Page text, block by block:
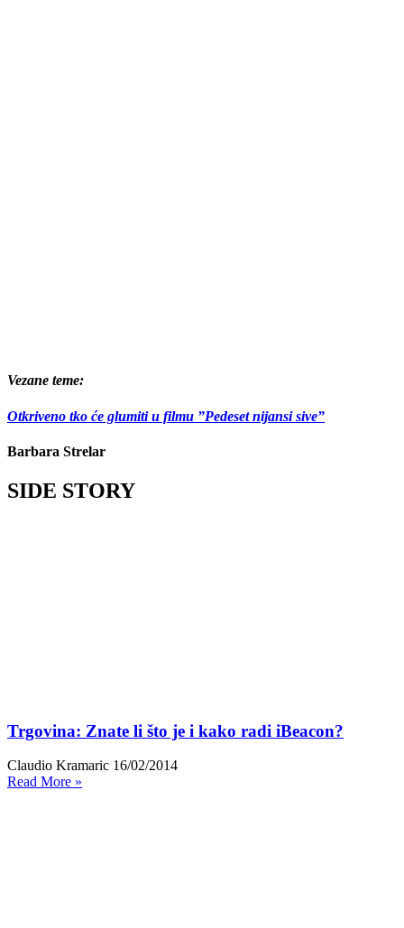
Vezane teme:
Otkriveno tko će glumiti u filmu ”Pedeset nijansi sive”
Barbara Strelar
SIDE STORY
Trgovina: Znate li što je i kako radi iBeacon?
Claudio Kramaric 16/02/2014
Read More »